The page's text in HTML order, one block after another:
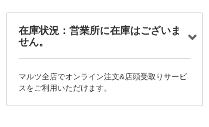
在庫状況：営業所に在庫はございま
せん。
マルツ全店でオンライン注文&店頭受取りサービ
スをご利用いただけます。